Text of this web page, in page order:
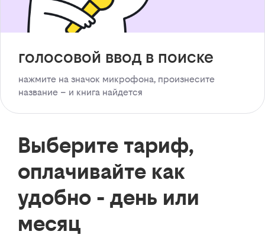
голосовой ввод в поиске
нажмите на значок микрофона, произнесите
название – и книга найдется
Выберите тариф,
оплачивайте как
удобно - день или
месяц